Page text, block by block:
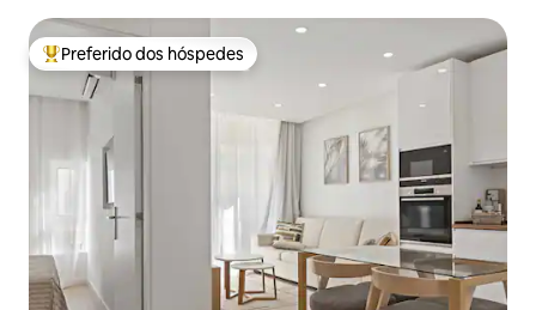
Entre os melhores preferidos dos hóspedes
Preferido dos hóspedes